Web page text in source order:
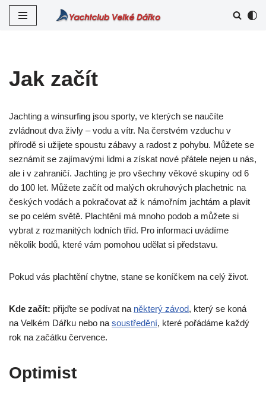
Jak začít
Jachting a winsurfing jsou sporty, ve kterých se naučíte
zvládnout dva živly – vodu a vítr. Na čerstvém vzduchu v
přírodě si užijete spoustu zábavy a radost z pohybu. Můžete se
seznámit se zajímavými lidmi a získat nové přátele nejen u nás,
ale i v zahraničí. Jachting je pro všechny věkové skupiny od 6
do 100 let. Můžete začít od malých okruhových plachetnic na
českých vodách a pokračovat až k námořním jachtám a plavit
se po celém světě. Plachtění má mnoho podob a můžete si
vybrat z rozmanitých lodních tříd. Pro informaci uvádíme
několik bodů, které vám pomohou udělat si představu.
Pokud vás plachtění chytne, stane se koníčkem na celý život.
Kde začít: přijďte se podívat na některý závod, který se koná
na Velkém Dářku nebo na soustředění, které pořádáme každý
rok na začátku července.
Optimist